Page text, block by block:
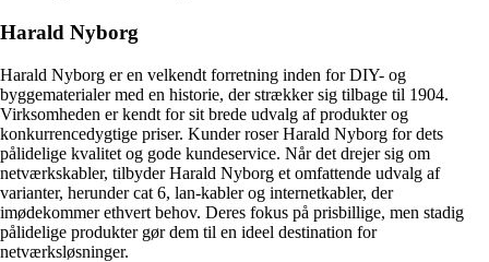
Harald Nyborg
Harald Nyborg er en velkendt forretning inden for DIY- og
byggematerialer med en historie, der strækker sig tilbage til 1904.
Virksomheden er kendt for sit brede udvalg af produkter og
konkurrencedygtige priser. Kunder roser Harald Nyborg for dets
pålidelige kvalitet og gode kundeservice. Når det drejer sig om
netværkskabler, tilbyder Harald Nyborg et omfattende udvalg af
varianter, herunder cat 6, lan-kabler og internetkabler, der
imødekommer ethvert behov. Deres fokus på prisbillige, men stadig
pålidelige produkter gør dem til en ideel destination for
netværksløsninger.